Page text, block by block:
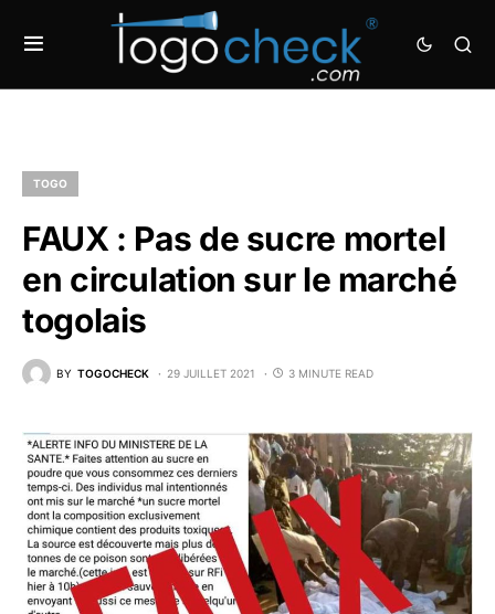
TOGO
FAUX : Pas de sucre mortel
en circulation sur le marché
togolais
BY TOGOCHECK 29 JUILLET 2021 3 MINUTE READ